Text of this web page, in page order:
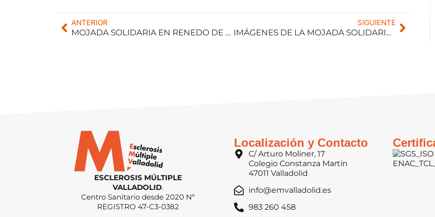
ANTERIOR
MOJADA SOLIDARIA EN RENEDO DE ESGUEVA
SIGUIENTE
IMÁGENES DE LA MOJADA SOLIDARIA EN RENEDO DE ESGUEVA
ESCLEROSIS MÚLTIPLE
VALLADOLID.
Centro Sanitario desde 2020 Nº
REGISTRO 47-C3-0382
Localización y Contacto
C/ Arturo Moliner, 17
Colegio Constanza Martín
47011 Valladolid
info@emvalladolid.es
983 260 458